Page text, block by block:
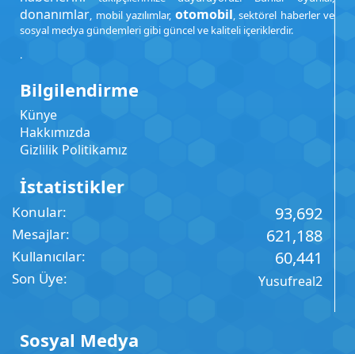
donanımlar, mobil yazılımlar, otomobil, sektörel haberler ve
sosyal medya gündemleri gibi güncel ve kaliteli içeriklerdir.
.
Bilgilendirme
Künye
Hakkımızda
Gizlilik Politikamız
İstatistikler
Konular 93,692
Mesajlar 621,188
Kullanıcılar 60,441
Son Üye Yusufreal2
Sosyal Medya